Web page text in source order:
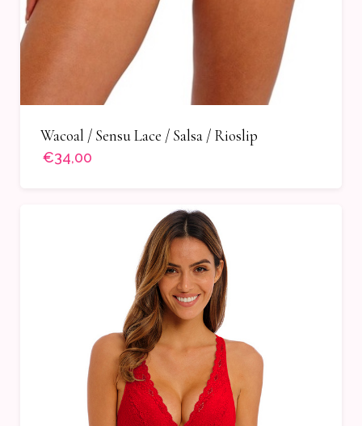
Wacoal / Sensu Lace / Salsa / Rioslip
€34,00